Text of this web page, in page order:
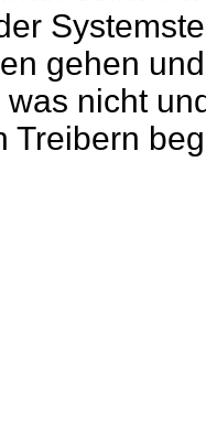
gehen
nicht
Treibern